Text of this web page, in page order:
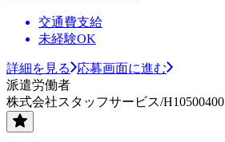
交通費支給
未経験OK
詳細を見る
応募画面に進む
派遣労働者
株式会社スタッフサービス/H10500400